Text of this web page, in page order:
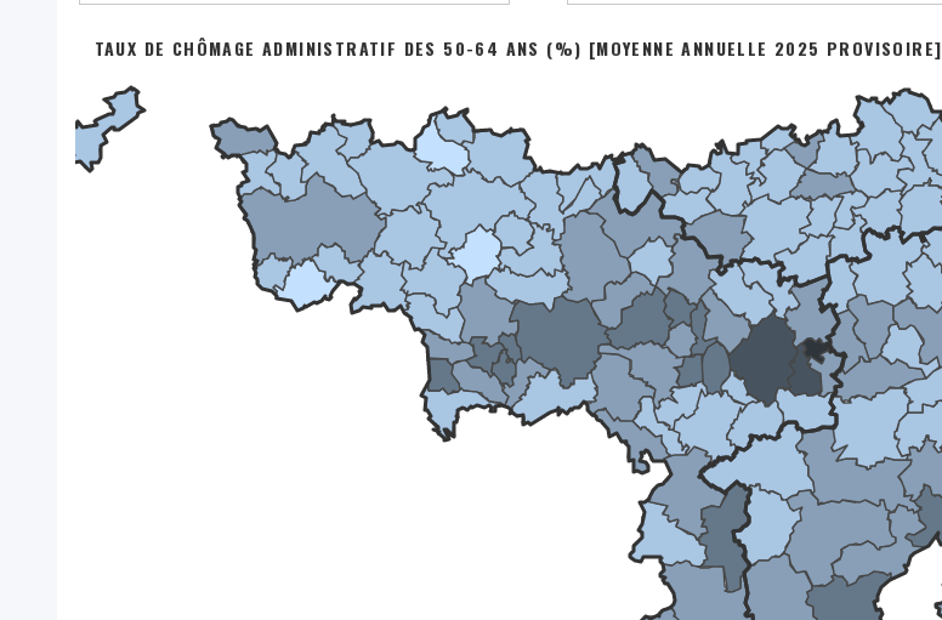
TAUX DE CHÔMAGE ADMINISTRATIF DES 50-64 ANS (%) [MOYENNE ANNUELLE 2025 PROVISOIRE]